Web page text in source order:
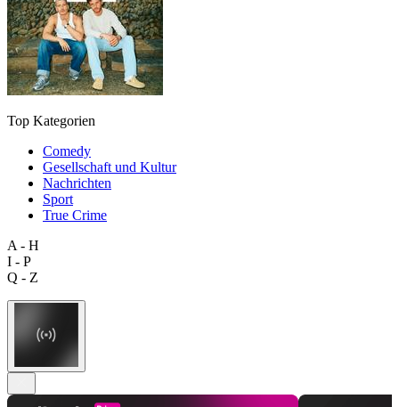
Top Kategorien
Comedy
Gesellschaft und Kultur
Nachrichten
Sport
True Crime
A - H
I - P
Q - Z